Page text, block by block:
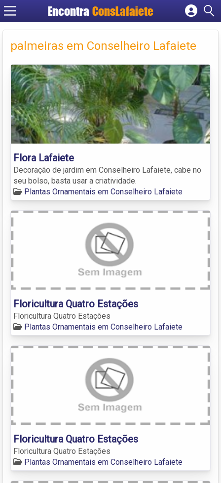
Encontra ConsLafaiete
Cadastrar empresa
Criar conta
palmeiras em Conselheiro Lafaiete
Flora Lafaiete
Decoração de jardim em Conselheiro Lafaiete, cabe no
seu bolso, basta usar a criatividade.
Plantas Ornamentais em Conselheiro Lafaiete
Floricultura Quatro Estações
Floricultura Quatro Estações
Plantas Ornamentais em Conselheiro Lafaiete
Floricultura Quatro Estações
Floricultura Quatro Estações
Plantas Ornamentais em Conselheiro Lafaiete